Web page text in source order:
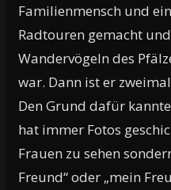
Familienmensch und
Radtouren gemacht
Wandervögeln des
war. Dann ist er
Den Grund dafür
hat immer Fotos
Frauen zu sehen
Freund“ oder „mein